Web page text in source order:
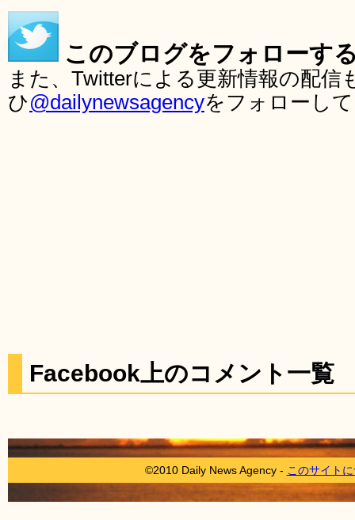
このブログをフォローす
また、Twitterによる更新情報の配
ひ@dailynewsagencyをフォローし
Facebook上のコメント一覧
©2010 Daily News Agency - このサイト